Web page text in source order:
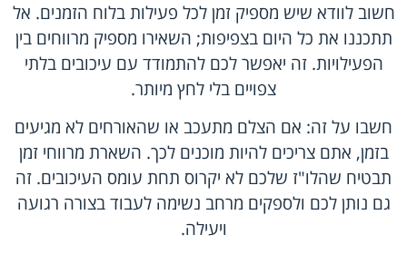
חשוב לוודא שיש מספיק זמן לכל פעילות בלוח הזמנים. אל
תתכננו את כל היום בצפיפות; השאירו מספיק מרווחים בין
הפעילויות. זה יאפשר לכם להתמודד עם עיכובים בלתי
צפויים בלי לחץ מיותר.
חשבו על זה: אם הצלם מתעכב או שהאורחים לא מגיעים
בזמן, אתם צריכים להיות מוכנים לכך. השארת מרווחי זמן
תבטיח שהלו"ז שלכם לא יקרוס תחת עומס העיכובים. זה
גם נותן לכם ולספקים מרחב נשימה לעבוד בצורה רגועה
ויעילה.